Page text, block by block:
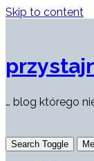
Skip to content
… blog którego
Search Toggle